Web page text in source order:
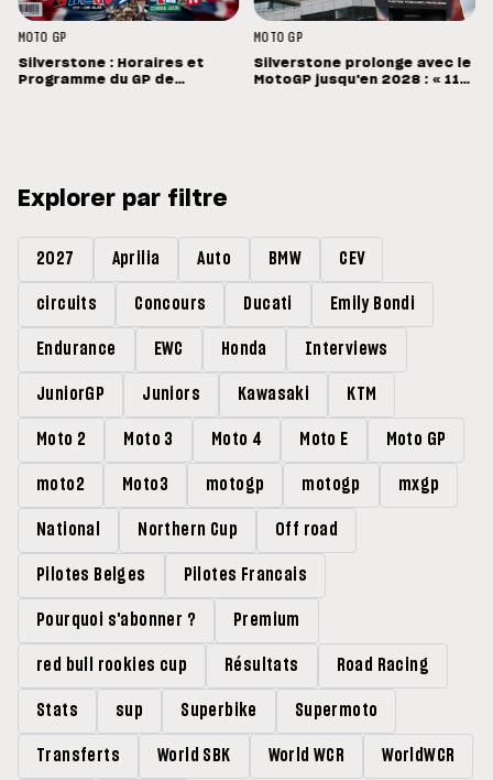
MOTO GP
Silverstone : Horaires et
Programme du GP de
MOTO GP
Silverstone prolonge avec le
MotoGP jusqu'en 2028 : « 11
Explorer par filtre
2027 Aprilia Auto BMW CEV
circuits Concours Ducati Emily Bondi
Endurance EWC Honda Interviews
JuniorGP Juniors Kawasaki KTM
Moto 2 Moto 3 Moto 4 Moto E Moto GP
moto2 Moto3 motogp motogp mxgp
National Northern Cup Off road
Pilotes Belges Pilotes Francais
Pourquoi s'abonner ? Premium
red bull rookies cup Résultats Road Racing
Stats sup Superbike Supermoto
Transferts World SBK World WCR WorldWCR